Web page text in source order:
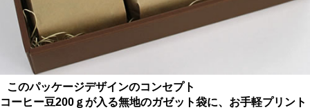
このパッケージデザインのコンセプト
コーヒー豆200ｇが入る無地のガゼット袋に、お手軽プリント